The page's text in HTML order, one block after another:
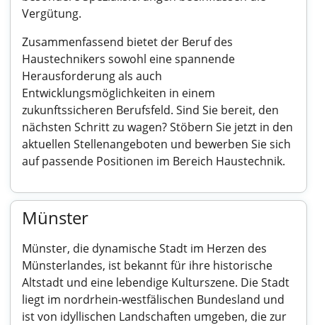
Vergütung.
Zusammenfassend bietet der Beruf des
Haustechnikers sowohl eine spannende
Herausforderung als auch
Entwicklungsmöglichkeiten in einem
zukunftssicheren Berufsfeld. Sind Sie bereit, den
nächsten Schritt zu wagen? Stöbern Sie jetzt in den
aktuellen Stellenangeboten und bewerben Sie sich
auf passende Positionen im Bereich Haustechnik.
Münster
Münster, die dynamische Stadt im Herzen des
Münsterlandes, ist bekannt für ihre historische
Altstadt und eine lebendige Kulturszene. Die Stadt
liegt im nordrhein-westfälischen Bundesland und
ist von idyllischen Landschaften umgeben, die zur